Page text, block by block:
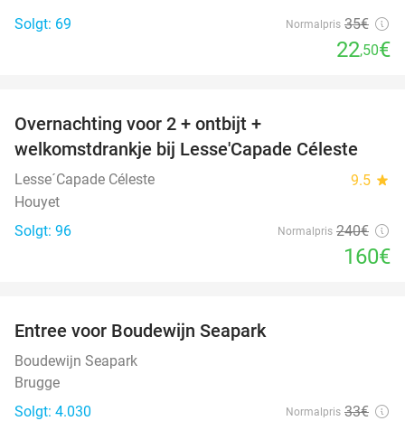
Solgt: 69
Normalpris 35€
22,50€
Overnachting voor 2 + ontbijt +
welkomstdrankje bij Lesse'Capade Céleste
Lesse´Capade Céleste 9.5 star
Houyet
Solgt: 96
Normalpris 240€
160€
Entree voor Boudewijn Seapark
Boudewijn Seapark
Brugge
Solgt: 4.030
Normalpris 33€